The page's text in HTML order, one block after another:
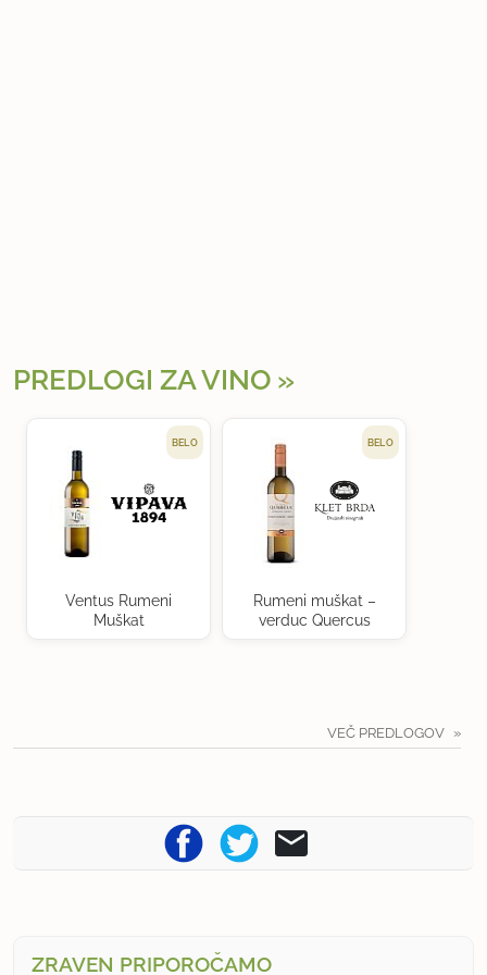
PREDLOGI ZA VINO
BELO
Ventus Rumeni
Muškat
BELO
Rumeni muškat –
verduc Quercus
VEČ PREDLOGOV
ZRAVEN PRIPOROČAMO